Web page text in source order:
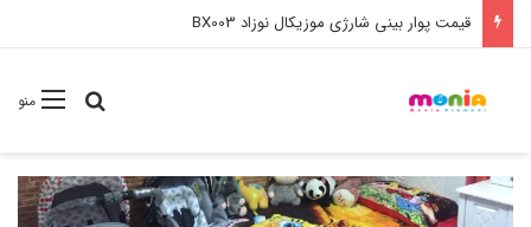
خرید عمده ست مانیکور نوزاد خارجی
منوجستجو